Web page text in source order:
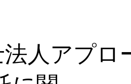
人アプロ